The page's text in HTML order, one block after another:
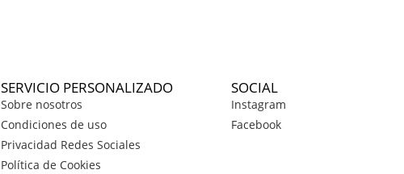
SERVICIO PERSONALIZADO
Sobre nosotros
Condiciones de uso
Privacidad Redes Sociales
Política de Cookies
SOCIAL
Instagram
Facebook